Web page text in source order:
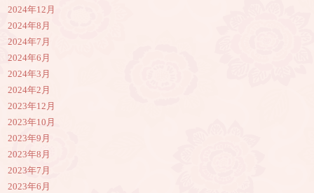
2024年12月
2024年8月
2024年7月
2024年6月
2024年3月
2024年2月
2023年12月
2023年10月
2023年9月
2023年8月
2023年7月
2023年6月